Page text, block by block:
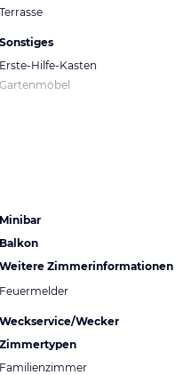
Terrasse
Sonstiges
Erste-Hilfe-Kasten
Gartenmöbel
Minibar
Balkon
Weitere Zimmerinformationen
Feuermelder
Weckservice/Wecker
Zimmertypen
Familienzimmer